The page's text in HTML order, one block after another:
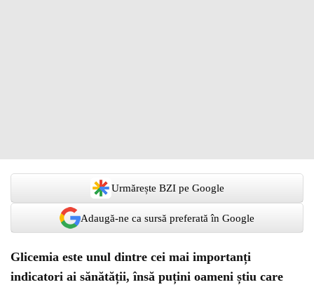
Urmărește BZI pe Google
Adaugă-ne ca sursă preferată în Google
Glicemia este unul dintre cei mai importanți
indicatori ai sănătății, însă puțini oameni știu care